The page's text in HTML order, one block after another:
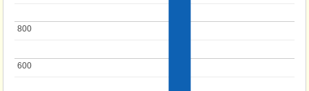
600
600
800
800